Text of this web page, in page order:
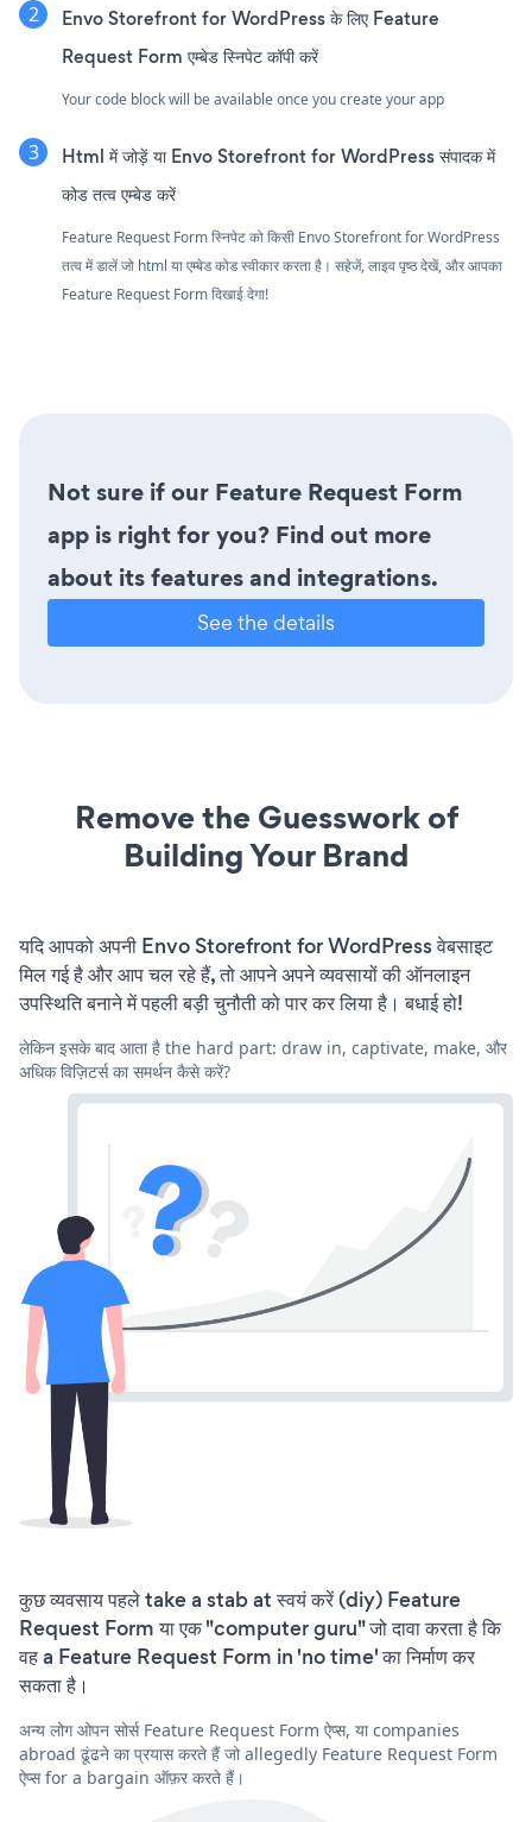
Envo Storefront for WordPress के लिए Feature
Request Form एम्बेड स्निपेट कॉपी करें
Your code block will be available once you create your app
Html में जोड़ें या Envo Storefront for WordPress संपादक में
कोड तत्व एम्बेड करें
Feature Request Form स्निपेट को किसी Envo Storefront for WordPress
तत्व में डालें जो html या एम्बेड कोड स्वीकार करता है। सहेजें, लाइव पृष्ठ देखें, और आपका
Feature Request Form दिखाई देगा!
Not sure if our Feature Request Form
app is right for you? Find out more
about its features and integrations.
See the details
Remove the Guesswork of
Building Your Brand
यदि आपको अपनी Envo Storefront for WordPress वेबसाइट
मिल गई है और आप चल रहे हैं, तो आपने अपने व्यवसायों की ऑनलाइन
उपस्थिति बनाने में पहली बड़ी चुनौती को पार कर लिया है। बधाई हो!
लेकिन इसके बाद आता है the hard part: draw in, captivate, make, और
अधिक विज़िटर्स का समर्थन कैसे करें?
कुछ व्यवसाय पहले take a stab at स्वयं करें (diy) Feature
Request Form या एक "computer guru" जो दावा करता है कि
वह a Feature Request Form in 'no time' का निर्माण कर
सकता है।
अन्य लोग ओपन सोर्स Feature Request Form ऐप्स, या companies
abroad ढूंढने का प्रयास करते हैं जो allegedly Feature Request Form
ऐप्स for a bargain ऑफ़र करते हैं।